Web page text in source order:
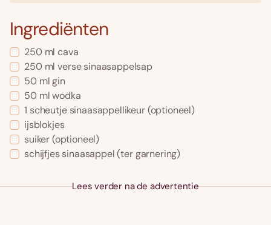
Ingrediënten
250 ml cava
250 ml verse sinaasappelsap
50 ml gin
50 ml wodka
1 scheutje sinaasappellikeur(optioneel)
ijsblokjes
suiker(optioneel)
schijfjes sinaasappel(ter garnering)
Lees verder na de advertentie